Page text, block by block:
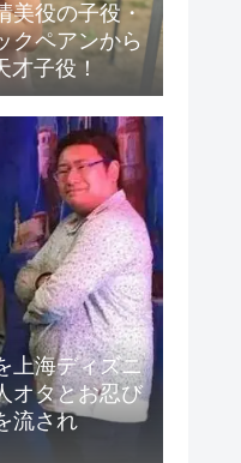
美役の子役・
クペアンから
子役！
上海ディズニ
オタとお忍び
流され